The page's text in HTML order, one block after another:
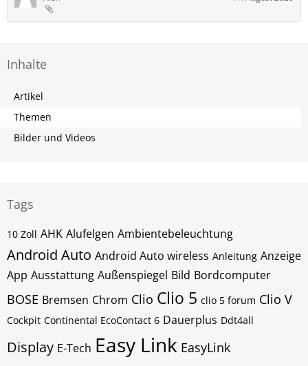
Inhalte
Artikel
Themen
Bilder und Videos
Tags
10 Zoll AHK Alufelgen Ambientebeleuchtung
Android Auto Android Auto wireless Anleitung Anzeige
App Ausstattung Außenspiegel Bild Bordcomputer
BOSE Bremsen Chrom Clio Clio 5 clio 5 forum Clio V
Cockpit Continental EcoContact 6 Dauerplus Ddt4all
Display E-Tech Easy Link EasyLink